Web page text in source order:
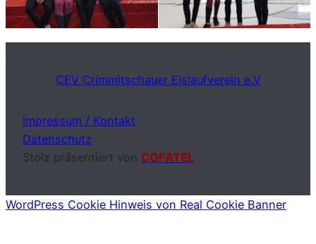
CEV Crimmitschauer Eislaufverein e.V
Impressum / Kontakt
Datenschutz
Stolz präsentiert von COFATEL
WordPress Cookie Hinweis von Real Cookie Banner